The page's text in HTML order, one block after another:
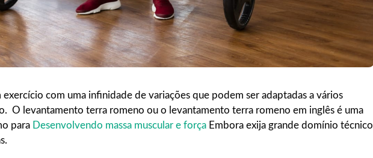
exercício com uma infinidade de variações que podem ser adaptadas a vários
O levantamento terra romeno ou o levantamento terra romeno em inglês é uma
para Desenvolvendo massa muscular e força Embora exija grande domínio técnico